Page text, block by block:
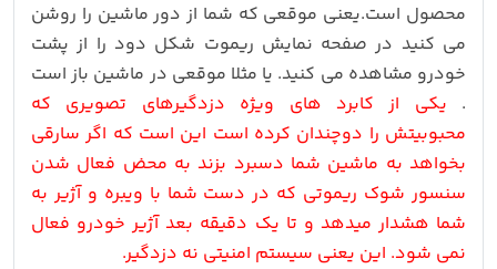
محصول است.یعنی موقعی که شما از دور ماشین را روشن
می کنید در صفحه نمایش ریموت شکل دود را از پشت
خودرو مشاهده می کنید. یا مثلا موقعی در ماشین باز است
. یکی از کابرد های ویژه دزدگیرهای تصویری که
محبوبیتش را دوچندان کرده است این است که اگر سارقی
بخواهد به ماشین شما دسبرد بزند به محض فعال شدن
سنسور شوک ریموتی که در دست شما با ویبره و آژیر به
شما هشدار میدهد و تا یک دقیقه بعد آژیر خودرو فعال
نمی شود. این یعنی سیستم امنیتی نه دزدگیر.